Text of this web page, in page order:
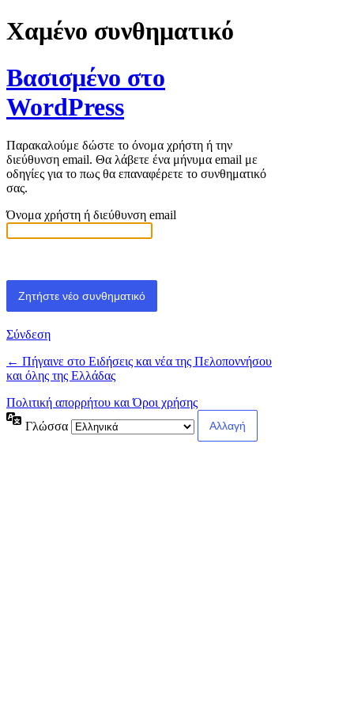
Χαμένο συνθηματικό
Βασισμένο στο
WordPress
Παρακαλούμε δώστε το όνομα χρήστη ή την
διεύθυνση email. Θα λάβετε ένα μήνυμα email με
οδηγίες για το πως θα επαναφέρετε το συνθηματικό
σας.
Όνομα χρήστη ή διεύθυνση email
Σύνδεση
← Πήγαινε στο Ειδήσεις και νέα της Πελοποννήσου
και όλης της Ελλάδας
Πολιτική απορρήτου και Όροι χρήσης
Γλώσσα